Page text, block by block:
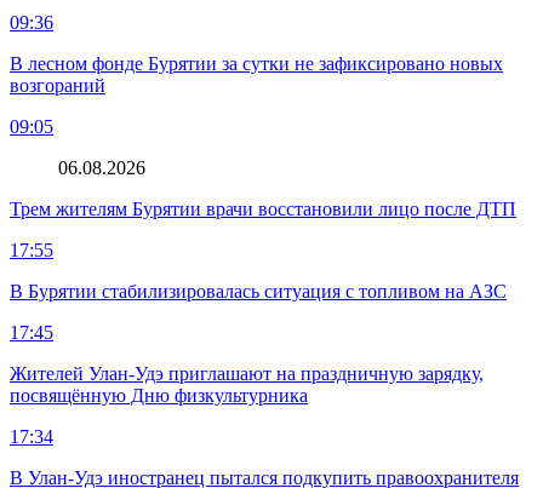
09:36
В лесном фонде Бурятии за сутки не зафиксировано новых
возгораний
09:05
06.08.2026
Трем жителям Бурятии врачи восстановили лицо после ДТП
17:55
В Бурятии стабилизировалась ситуация с топливом на АЗС
17:45
Жителей Улан-Удэ приглашают на праздничную зарядку,
посвящённую Дню физкультурника
17:34
В Улан-Удэ иностранец пытался подкупить правоохранителя